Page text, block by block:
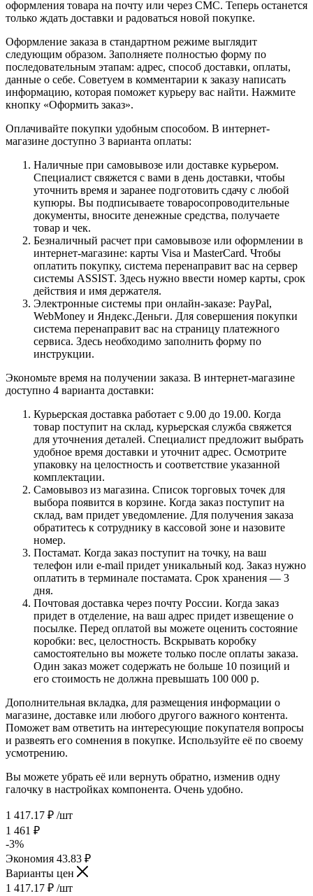
оформления товара на почту или через СМС. Теперь останется
только ждать доставки и радоваться новой покупке.
Оформление заказа в стандартном режиме выглядит
следующим образом. Заполняете полностью форму по
последовательным этапам: адрес, способ доставки, оплаты,
данные о себе. Советуем в комментарии к заказу написать
информацию, которая поможет курьеру вас найти. Нажмите
кнопку «Оформить заказ».
Оплачивайте покупки удобным способом. В интернет-
магазине доступно 3 варианта оплаты:
Наличные при самовывозе или доставке курьером.
Специалист свяжется с вами в день доставки, чтобы
уточнить время и заранее подготовить сдачу с любой
купюры. Вы подписываете товаросопроводительные
документы, вносите денежные средства, получаете
товар и чек.
Безналичный расчет при самовывозе или оформлении в
интернет-магазине: карты Visa и MasterCard. Чтобы
оплатить покупку, система перенаправит вас на сервер
системы ASSIST. Здесь нужно ввести номер карты, срок
действия и имя держателя.
Электронные системы при онлайн-заказе: PayPal,
WebMoney и Яндекс.Деньги. Для совершения покупки
система перенаправит вас на страницу платежного
сервиса. Здесь необходимо заполнить форму по
инструкции.
Экономьте время на получении заказа. В интернет-магазине
доступно 4 варианта доставки:
Курьерская доставка работает с 9.00 до 19.00. Когда
товар поступит на склад, курьерская служба свяжется
для уточнения деталей. Специалист предложит выбрать
удобное время доставки и уточнит адрес. Осмотрите
упаковку на целостность и соответствие указанной
комплектации.
Самовывоз из магазина. Список торговых точек для
выбора появится в корзине. Когда заказ поступит на
склад, вам придет уведомление. Для получения заказа
обратитесь к сотруднику в кассовой зоне и назовите
номер.
Постамат. Когда заказ поступит на точку, на ваш
телефон или e-mail придет уникальный код. Заказ нужно
оплатить в терминале постамата. Срок хранения — 3
дня.
Почтовая доставка через почту России. Когда заказ
придет в отделение, на ваш адрес придет извещение о
посылке. Перед оплатой вы можете оценить состояние
коробки: вес, целостность. Вскрывать коробку
самостоятельно вы можете только после оплаты заказа.
Один заказ может содержать не больше 10 позиций и
его стоимость не должна превышать 100 000 р.
Дополнительная вкладка, для размещения информации о
магазине, доставке или любого другого важного контента.
Поможет вам ответить на интересующие покупателя вопросы
и развеять его сомнения в покупке. Используйте её по своему
усмотрению.
Вы можете убрать её или вернуть обратно, изменив одну
галочку в настройках компонента. Очень удобно.
1 417.17 ₽ /шт
1 461 ₽
-3%
Экономия 43.83 ₽
Варианты цен
1 417.17 ₽ /шт